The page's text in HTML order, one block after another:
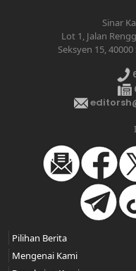
Sinar
Lot 1, Jalan
Seksyen 15,